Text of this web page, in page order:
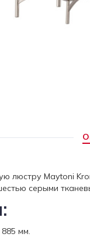
люстру Maytoni
серыми
мм.